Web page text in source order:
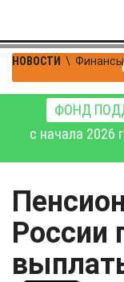
НОВОСТИ \ Финансы
ФОНД
с начала 2026
России